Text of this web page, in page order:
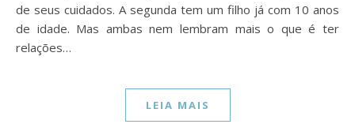
de seus cuidados. A segunda tem um filho já com 10 anos
de idade. Mas ambas nem lembram mais o que é ter
relações…
LEIA MAIS